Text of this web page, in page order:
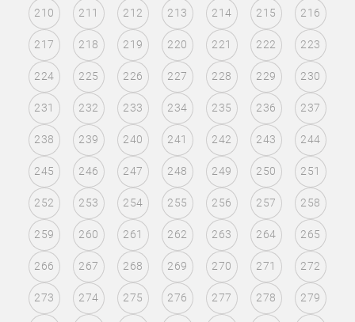
210 211 212 213 214 215 216
217 218 219 220 221 222 223
224 225 226 227 228 229 230
231 232 233 234 235 236 237
238 239 240 241 242 243 244
245 246 247 248 249 250 251
252 253 254 255 256 257 258
259 260 261 262 263 264 265
266 267 268 269 270 271 272
273 274 275 276 277 278 279